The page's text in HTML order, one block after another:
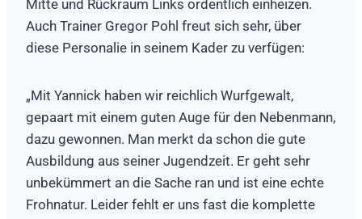
Mitte und Rückraum Links ordentlich einheizen.
Auch Trainer Gregor Pohl freut sich sehr, über
diese Personalie in seinem Kader zu verfügen:
„Mit Yannick haben wir reichlich Wurfgewalt,
gepaart mit einem guten Auge für den Nebenmann,
dazu gewonnen. Man merkt da schon die gute
Ausbildung aus seiner Jugendzeit. Er geht sehr
unbekümmert an die Sache ran und ist eine echte
Frohnatur. Leider fehlt er uns fast die komplette